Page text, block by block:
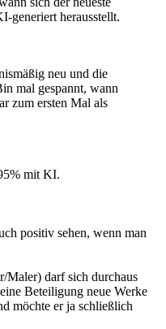
generiert herausstellt.
neu und die
mal gespannt, wann
zum ersten Mal als
mit KI.
positiv sehen, wenn man
darf sich durchaus
Beteiligung neue Werke
möchte er ja schließlich